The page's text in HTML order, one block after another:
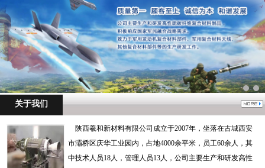
关于我们
陕西羲和新材料有限公司成立于2007年，坐落在古城西安
市灞桥区庆华工业园内，占地4000余平米，员工60余人，其
中技术人员18人，管理人员13人，公司主要生产和研发高性